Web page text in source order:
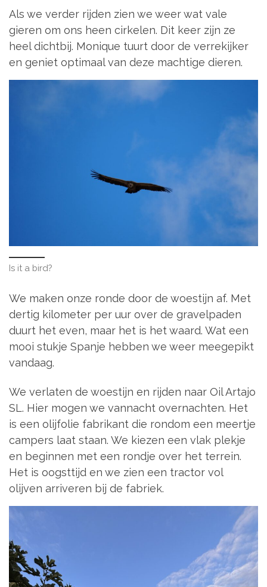
Als we verder rijden zien we weer wat vale
gieren om ons heen cirkelen. Dit keer zijn ze
heel dichtbij. Monique tuurt door de verrekijker
en geniet optimaal van deze machtige dieren.
Is it a bird?
We maken onze ronde door de woestijn af. Met
dertig kilometer per uur over de gravelpaden
duurt het even, maar het is het waard. Wat een
mooi stukje Spanje hebben we weer meegepikt
vandaag.
We verlaten de woestijn en rijden naar Oil Artajo
SL. Hier mogen we vannacht overnachten. Het
is een olijfolie fabrikant die rondom een meertje
campers laat staan. We kiezen een vlak plekje
en beginnen met een rondje over het terrein.
Het is oogsttijd en we zien een tractor vol
olijven arriveren bij de fabriek.